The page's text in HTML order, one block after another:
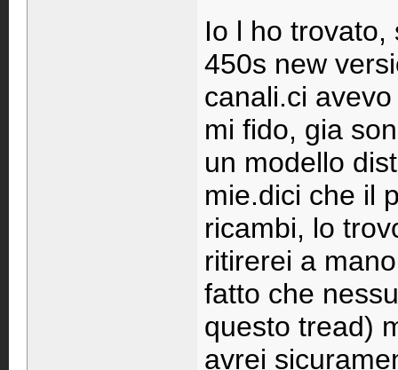
Io l ho
450s new
canali.ci
mi fido, gia
un modello
mie.dici che il
ricambi, lo
ritirerei a
fatto che
questo tread)
avrei